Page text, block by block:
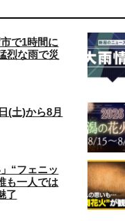
で1時間に
烈な雨で災
(土)から8月
“フェニッ
も一人では
了